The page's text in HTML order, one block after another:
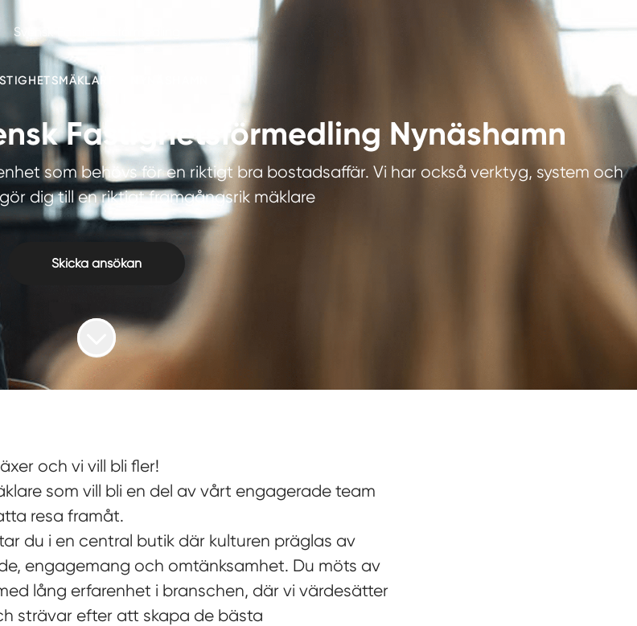
Svensk Fastighetsförmedling
Fastighetsförmedling Nynäshamn
som behövs för en riktigt bra bostadsaffär. Vi har också verktyg, system och
dig till en riktigt framgångsrik mäklare
Skicka ansökan
och vi vill bli fler!
som vill bli en del av vårt engagerade team
resa framåt.
du i en central butik där kulturen präglas av
engagemang och omtänksamhet. Du möts av
lång erfarenhet i branschen, där vi värdesätter
strävar efter att skapa de bästa